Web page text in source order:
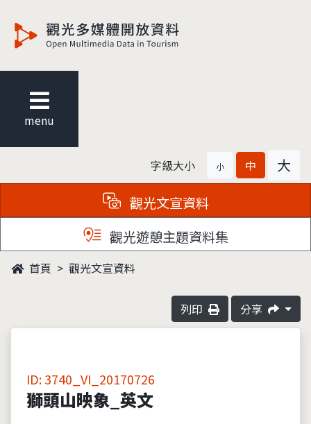
menu
字級大小 小 中 大
觀光文宣資料
觀光遊憩主題資料集
首頁 觀光文宣資料
列印 分享
ID: 3740_VI_20170726
獅頭山映象_英文